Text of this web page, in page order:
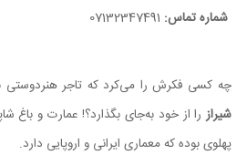
شماره تماس: 07132347491
چه کسی فکرش را می‌کرد که تاجر هنردوستی
شیرازرا از خود به‌جای بگذارد؟! عمارت و باغ
پهلوی بوده که معماری ایرانی و اروپایی دارد.